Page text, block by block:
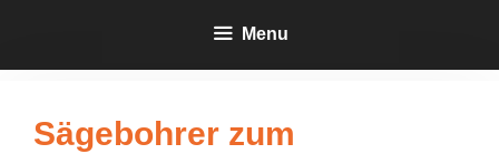
Menu
Sägebohrer zum